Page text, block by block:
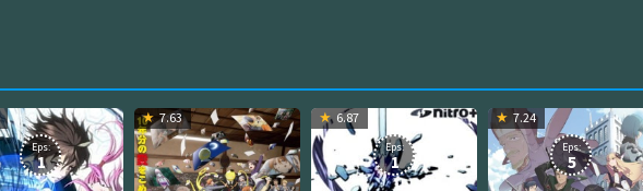
Eps:
1
7.63 6.87
Eps:
1
7.24
Eps:
5